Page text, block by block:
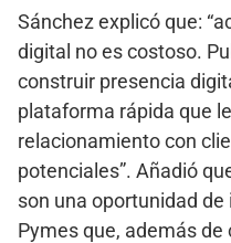
Sánchez explicó que:
digital no es costoso.
construir presencia
plataforma rápida que
relacionamiento con
potenciales”. Añadió
son una oportunidad
Pymes que, además